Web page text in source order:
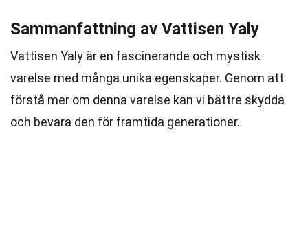
Sammanfattning av Vattisen Yaly
Vattisen Yaly är en fascinerande och mystisk
varelse med många unika egenskaper. Genom att
förstå mer om denna varelse kan vi bättre skydda
och bevara den för framtida generationer.